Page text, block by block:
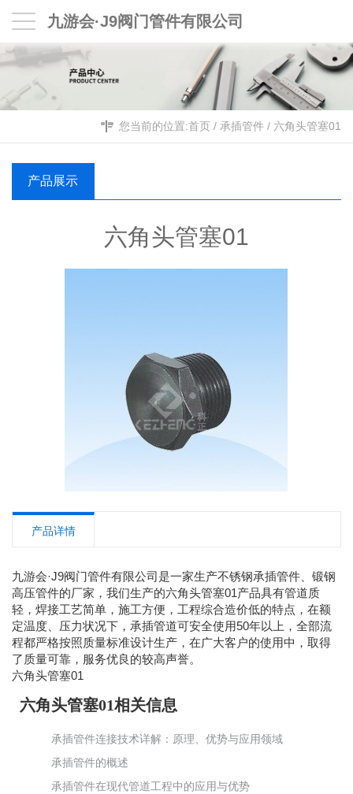
九游会·J9阀门管件有限公司
您当前的位置:首页 / 承插管件 / 六角头管塞01
产品展示
六角头管塞01
产品详情
九游会·J9阀门管件有限公司是一家生产不锈钢承插管件、锻钢
高压管件的厂家，我们生产的六角头管塞01产品具有管道质
轻，焊接工艺简单，施工方便，工程综合造价低的特点，在额
定温度、压力状况下，承插管道可安全使用50年以上，全部流
程都严格按照质量标准设计生产，在广大客户的使用中，取得
了质量可靠，服务优良的较高声誉。
六角头管塞01
六角头管塞01相关信息
承插管件连接技术详解：原理、优势与应用领域
承插管件的概述
承插管件在现代管道工程中的应用与优势